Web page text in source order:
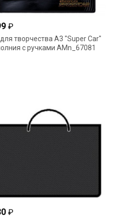
₽
творчества А3 "Super Car"
с ручками АМn_67081
₽